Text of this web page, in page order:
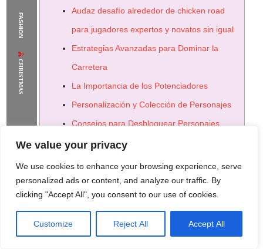
We value your privacy
We use cookies to enhance your browsing experience, serve
personalized ads or content, and analyze our traffic. By
clicking "Accept All", you consent to our use of cookies.
Customize Reject All Accept All
FASHION
CHRISTMAS
Rome Project Santorini Project
Sounio Project 1
The Supermodels Always Bring Their
Flawless Festival Style to Rio
Audaz desafío alrededor de chicken road
para jugadores expertos y novatos sin igual
Estrategias Avanzadas para Dominar la
Carretera
La Importancia de los Potenciadores
Personalización y Colección de Personajes
Consejos para Desbloquear Personajes
Rara
El Aspecto Social: Competición y
Clasificaciones
La Influencia de la Comunidad en el
El Futuro del Juego: Actualizaciones y